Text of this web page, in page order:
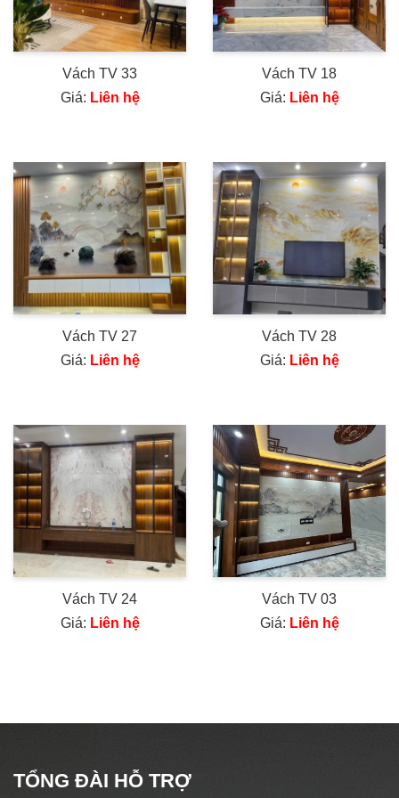
Vách TV 33
Giá: Liên hệ
Vách TV 18
Giá: Liên hệ
Vách TV 27
Giá: Liên hệ
Vách TV 28
Giá: Liên hệ
Vách TV 24
Giá: Liên hệ
Vách TV 03
Giá: Liên hệ
TỔNG ĐÀI HỖ TRỢ